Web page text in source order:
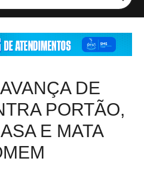
DE
PORTÃO,
E MATA